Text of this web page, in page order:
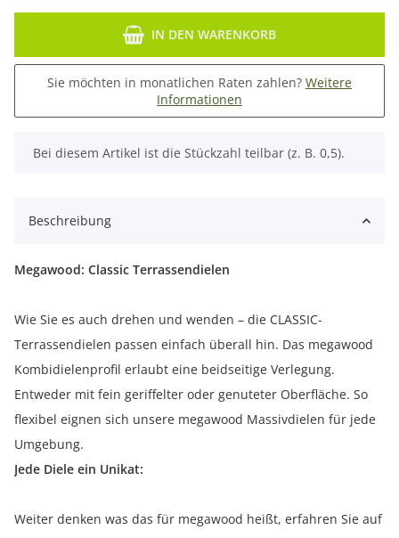
IN DEN WARENKORB
Sie möchten in monatlichen Raten zahlen? Weitere
Informationen
x
Bei diesem Artikel ist die Stückzahl teilbar (z. B. 0,5).
Beschreibung
Megawood: Classic Terrassendielen
Wie Sie es auch drehen und wenden – die CLASSIC-
Terrassendielen passen einfach überall hin. Das megawood
Kombidielenprofil erlaubt eine beidseitige Verlegung.
Entweder mit fein geriffelter oder genuteter Oberfläche. So
flexibel eignen sich unsere megawood Massivdielen für jede
Umgebung.
Jede Diele ein Unikat:
Weiter denken was das für megawood heißt, erfahren Sie auf